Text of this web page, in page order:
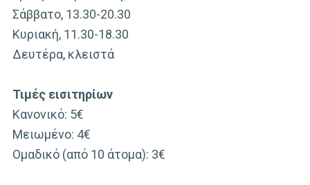
Σάββατο, 13.30-20.30
Κυριακή, 11.30-18.30
Δευτέρα, κλειστά
Τιμές εισιτηρίων
Κανονικό: 5€
Μειωμένο: 4€
Ομαδικό (από 10 άτομα): 3€